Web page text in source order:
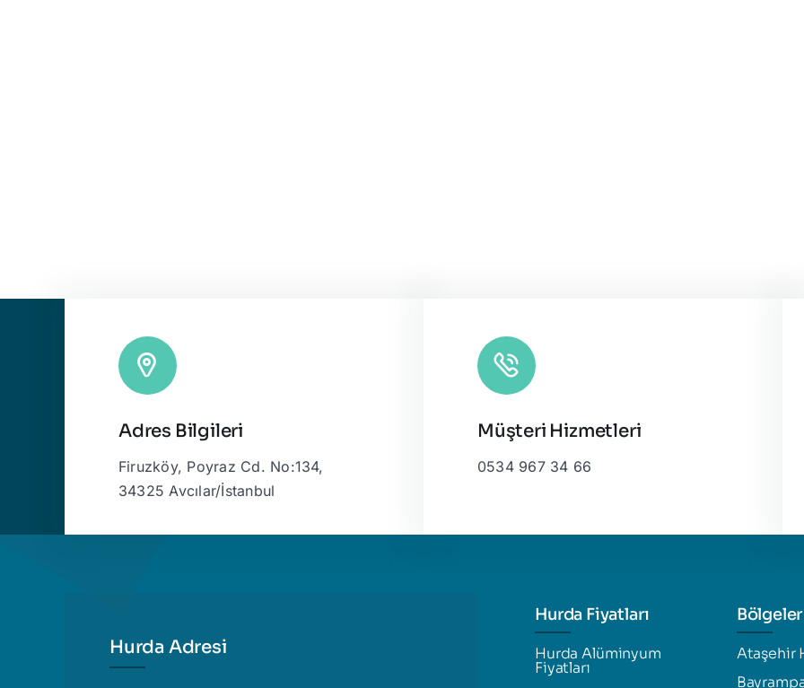
Adres Bilgileri
Firuzköy, Poyraz Cd. No:134,
34325 Avcılar/İstanbul
Müşteri Hizmetleri
0534 967 34 66
Hurda Adresi
Hurda Fiyatları
Hurda Alüminyum
Fiyatları
Bölgeler
Ataşehir